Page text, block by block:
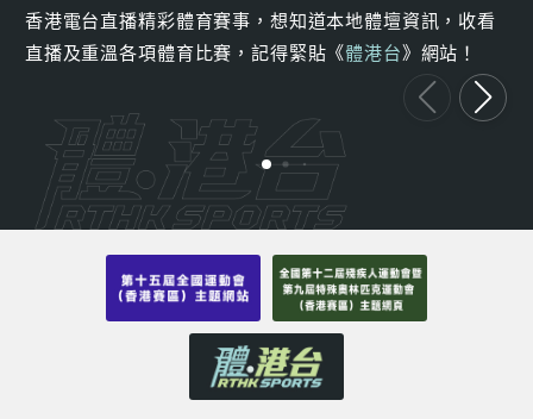
香港電台直播精彩體育賽事，想知道本地體壇資訊，收看
直播及重溫各項體育比賽，記得緊貼《體港台》網站！